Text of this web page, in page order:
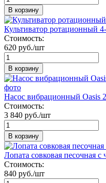
В корзину
Культиватор
Стоимость:
620 руб./шт
В корзину
Насос вибрационный Oasis
Стоимость:
3 840 руб./шт
В корзину
Лопата совковая песочная с
Стоимость:
840 руб./шт